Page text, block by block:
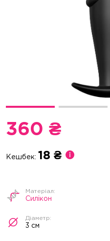
360 ₴
Кешбек: 18 ₴
Силікон
3 см